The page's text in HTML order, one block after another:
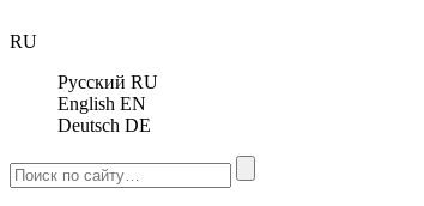
RU
Русский RU
English EN
Deutsch DE